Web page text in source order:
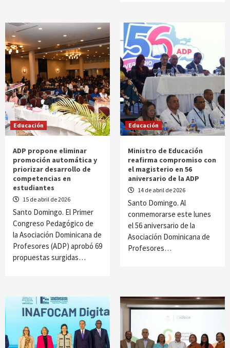
Educación
ADP propone eliminar
promoción automática y
priorizar desarrollo de
competencias en
estudiantes
15 de abril de 2026
Santo Domingo. El Primer
Congreso Pedagógico de
la Asociación Dominicana de
Profesores (ADP) aprobó 69
propuestas surgidas…
Educación
Ministro de Educación
reafirma compromiso con
el magisterio en 56
aniversario de la ADP
14 de abril de 2026
Santo Domingo. Al
conmemorarse este lunes
el 56 aniversario de la
Asociación Dominicana de
Profesores…